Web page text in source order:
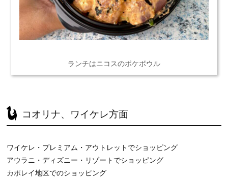
ランチはニコスのポケボウル
コオリナ、ワイケレ方面
ワイケレ・プレミアム・アウトレットでショッピング
アウラニ・ディズニー・リゾートでショッピング
カポレイ地区でのショッピング